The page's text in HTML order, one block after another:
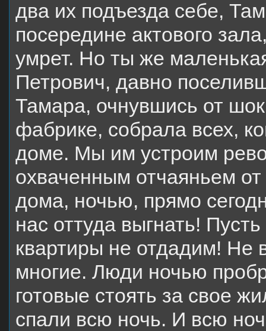
два их подъезда себе,
посередине актового
умрет. Но ты же
Петрович, давно
Тамара, очнувшись от
фабрике, собрала всех,
доме. Мы им устроим
охваченным отчаяньем
дома, ночью, прямо
нас оттуда выгнать!
квартиры не отдадим! Не
многие. Люди ночью
готовые стоять за свое
спали всю ночь. И всю